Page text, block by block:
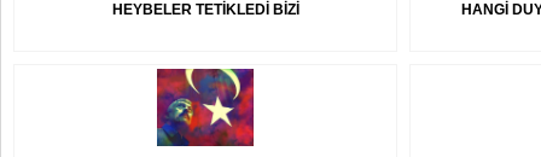
HEYBELER TETİKLEDİ BİZİ HANGİ